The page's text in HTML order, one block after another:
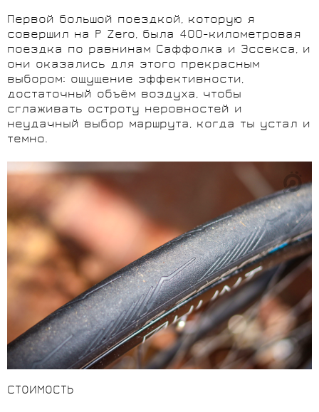
Первой большой поездкой, которую я
совершил на P Zero, была 400-километровая
поездка по равнинам Саффолка и Эссекса, и
они оказались для этого прекрасным
выбором: ощущение эффективности,
достаточный объём воздуха, чтобы
сглаживать остроту неровностей и
неудачный выбор маршрута, когда ты устал и
темно.
СТОИМОСТЬ